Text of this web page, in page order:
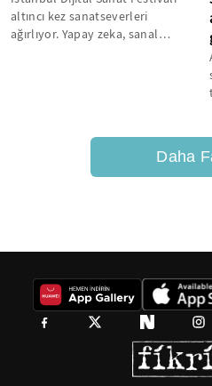
altıncı kez sanatseverleri
ağırlıyor. Yapay zeka, sanal
Daha